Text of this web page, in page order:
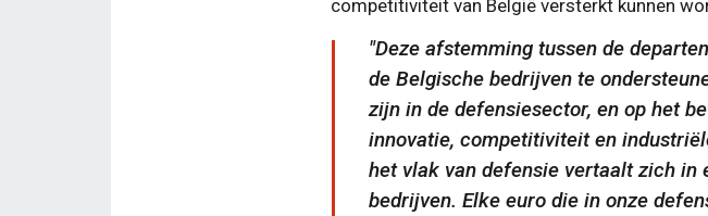
competitiviteit van België versterkt kunnen
Deze afstemming tussen de
de Belgische bedrijven te
zijn in de defensiesector, en op het
innovatie, competitiviteit en
het vlak van defensie vertaalt zich in
bedrijven. Elke euro die in onze